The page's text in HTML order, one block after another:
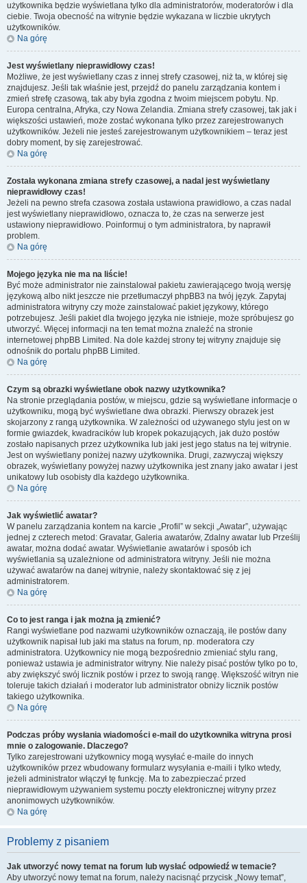
użytkownika będzie wyświetlana tylko dla administratorów, moderatorów i dla
ciebie. Twoja obecność na witrynie będzie wykazana w liczbie ukrytych
użytkowników.
Na górę
Jest wyświetlany nieprawidłowy czas!
Możliwe, że jest wyświetlany czas z innej strefy czasowej, niż ta, w której się
znajdujesz. Jeśli tak właśnie jest, przejdź do panelu zarządzania kontem i
zmień strefę czasową, tak aby była zgodna z twoim miejscem pobytu. Np.
Europa centralna, Afryka, czy Nowa Zelandia. Zmiana strefy czasowej, tak jak i
większości ustawień, może zostać wykonana tylko przez zarejestrowanych
użytkowników. Jeżeli nie jesteś zarejestrowanym użytkownikiem – teraz jest
dobry moment, by się zarejestrować.
Na górę
Została wykonana zmiana strefy czasowej, a nadal jest wyświetlany
nieprawidłowy czas!
Jeżeli na pewno strefa czasowa została ustawiona prawidłowo, a czas nadal
jest wyświetlany nieprawidłowo, oznacza to, że czas na serwerze jest
ustawiony nieprawidłowo. Poinformuj o tym administratora, by naprawił
problem.
Na górę
Mojego języka nie ma na liście!
Być może administrator nie zainstalował pakietu zawierającego twoją wersję
językową albo nikt jeszcze nie przetłumaczył phpBB3 na twój język. Zapytaj
administratora witryny czy może zainstalować pakiet językowy, którego
potrzebujesz. Jeśli pakiet dla twojego języka nie istnieje, może spróbujesz go
utworzyć. Więcej informacji na ten temat można znaleźć na stronie
internetowej phpBB Limited. Na dole każdej strony tej witryny znajduje się
odnośnik do portalu phpBB Limited.
Na górę
Czym są obrazki wyświetlane obok nazwy użytkownika?
Na stronie przeglądania postów, w miejscu, gdzie są wyświetlane informacje o
użytkowniku, mogą być wyświetlane dwa obrazki. Pierwszy obrazek jest
skojarzony z rangą użytkownika. W zależności od używanego stylu jest on w
formie gwiazdek, kwadracików lub kropek pokazujących, jak dużo postów
zostało napisanych przez użytkownika lub jaki jest jego status na tej witrynie.
Jest on wyświetlany poniżej nazwy użytkownika. Drugi, zazwyczaj większy
obrazek, wyświetlany powyżej nazwy użytkownika jest znany jako awatar i jest
unikatowy lub osobisty dla każdego użytkownika.
Na górę
Jak wyświetlić awatar?
W panelu zarządzania kontem na karcie „Profil” w sekcji „Awatar”, używając
jednej z czterech metod: Gravatar, Galeria awatarów, Zdalny awatar lub Prześlij
awatar, można dodać awatar. Wyświetlanie awatarów i sposób ich
wyświetlania są uzależnione od administratora witryny. Jeśli nie można
używać awatarów na danej witrynie, należy skontaktować się z jej
administratorem.
Na górę
Co to jest ranga i jak można ją zmienić?
Rangi wyświetlane pod nazwami użytkowników oznaczają, ile postów dany
użytkownik napisał lub jaki ma status na forum, np. moderatora czy
administratora. Użytkownicy nie mogą bezpośrednio zmieniać stylu rang,
ponieważ ustawia je administrator witryny. Nie należy pisać postów tylko po to,
aby zwiększyć swój licznik postów i przez to swoją rangę. Większość witryn nie
toleruje takich działań i moderator lub administrator obniży licznik postów
takiego użytkownika.
Na górę
Podczas próby wysłania wiadomości e-mail do użytkownika witryna prosi
mnie o zalogowanie. Dlaczego?
Tylko zarejestrowani użytkownicy mogą wysyłać e-maile do innych
użytkowników przez wbudowany formularz wysyłania e-maili i tylko wtedy,
jeżeli administrator włączył tę funkcję. Ma to zabezpieczać przed
nieprawidłowym używaniem systemu poczty elektronicznej witryny przez
anonimowych użytkowników.
Na górę
Problemy z pisaniem
Jak utworzyć nowy temat na forum lub wysłać odpowiedź w temacie?
Aby utworzyć nowy temat na forum, należy nacisnąć przycisk „Nowy temat”,